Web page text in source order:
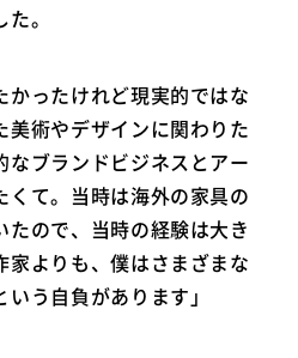
。
かったけれど現実的ではな
美術やデザインに関わりた
なブランドビジネスとアー
くて。当時は海外の家具の
たので、当時の経験は大き
家よりも、僕はさまざまな
う自負があります」